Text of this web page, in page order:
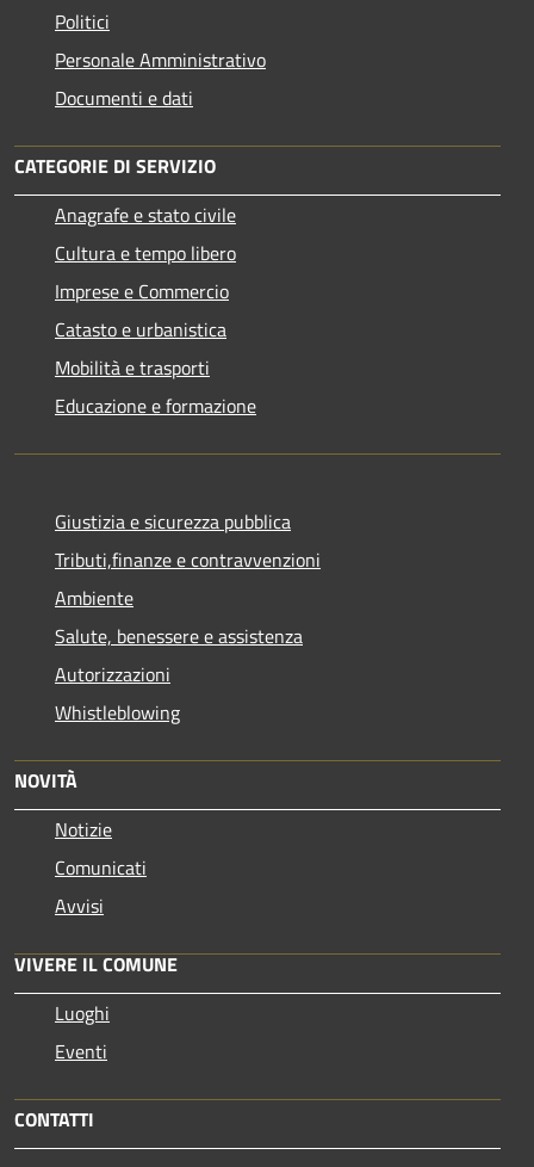
Politici
Personale Amministrativo
Documenti e dati
CATEGORIE DI SERVIZIO
Anagrafe e stato civile
Cultura e tempo libero
Imprese e Commercio
Catasto e urbanistica
Mobilità e trasporti
Educazione e formazione
Giustizia e sicurezza pubblica
Tributi,finanze e contravvenzioni
Ambiente
Salute, benessere e assistenza
Autorizzazioni
Whistleblowing
NOVITÀ
Notizie
Comunicati
Avvisi
VIVERE IL COMUNE
Luoghi
Eventi
CONTATTI